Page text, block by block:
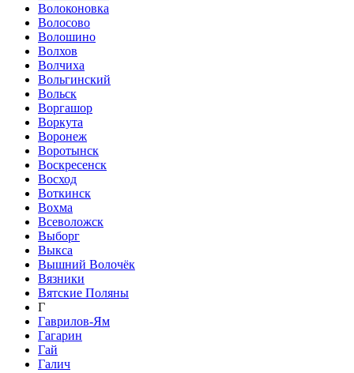
Волоконовка
Волосово
Волошино
Волхов
Волчиха
Вольгинский
Вольск
Воргашор
Воркута
Воронеж
Воротынск
Воскресенск
Восход
Воткинск
Вохма
Всеволожск
Выборг
Выкса
Вышний Волочёк
Вязники
Вятские Поляны
Г
Гаврилов-Ям
Гагарин
Гай
Галич